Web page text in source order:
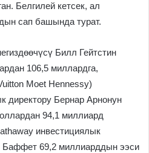
Белгилей кетсек, ал
сап башында турат.
Билл Гейтстин
106,5 миллардга,
Moet Hennessy)
директору Бернар Арнонун
94,1 миллиард
инвестициялык
69,2 миллиарддын ээси